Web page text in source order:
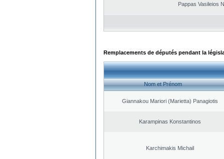
Pappas Vasileios
Remplacements de députés pendant la
Nom et Prénom
Giannakou Mariori (Marietta) Panagiotis
Karampinas Konstantinos
Karchimakis Michail